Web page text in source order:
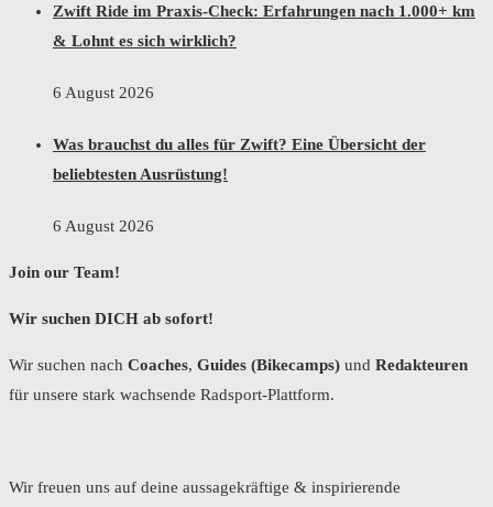
Zwift Ride im Praxis-Check: Erfahrungen nach 1.000+ km
& Lohnt es sich wirklich?
6 August 2026
Was brauchst du alles für Zwift? Eine Übersicht der
beliebtesten Ausrüstung!
6 August 2026
Join our Team!
Wir suchen DICH ab sofort!
Wir suchen nach Coaches, Guides (Bikecamps) und Redakteuren
für unsere stark wachsende Radsport-Plattform.
Wir freuen uns auf deine aussagekräftige & inspirierende